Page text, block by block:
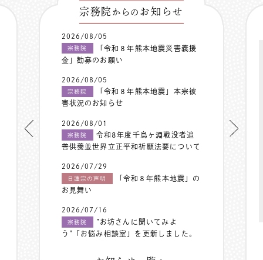
宗務院 からの お知らせ
2026/08/05
宗務院
「令和８年熊本地震災害義援
金」勧募のお願い
2026/08/05
宗務院
「令和８年熊本地震」本宗被
害状況のお知らせ
2026/08/01
宗務院
令和8年度千鳥ヶ淵戦没者追
善供養並世界立正平和祈願法要について
2026/07/29
日蓮宗の声明
「令和８年熊本地震」の
お見舞い
2026/07/16
宗務院
”お坊さんに聞いてみよ
う”「お悩み相談室」を更新しました。